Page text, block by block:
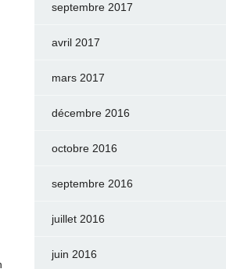
septembre 2017
avril 2017
mars 2017
décembre 2016
octobre 2016
septembre 2016
juillet 2016
juin 2016